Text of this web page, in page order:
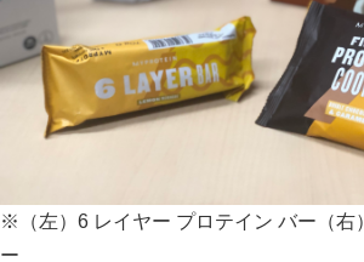
※（左）6 レイヤー プロテイン バー（右
ー